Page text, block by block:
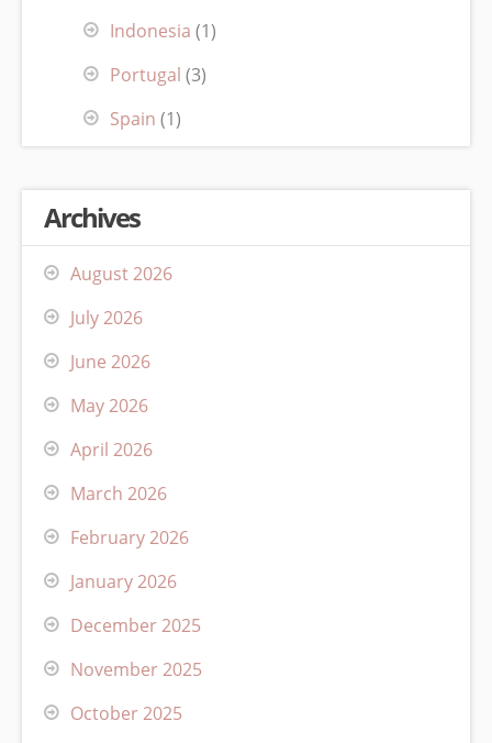
Indonesia (1)
Portugal (3)
Spain (1)
Archives
August 2026
July 2026
June 2026
May 2026
April 2026
March 2026
February 2026
January 2026
December 2025
November 2025
October 2025